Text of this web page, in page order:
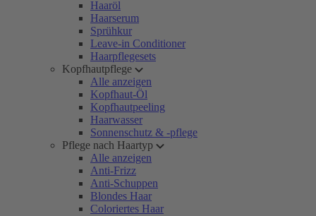
Haaröl
Haarserum
Sprühkur
Leave-in Conditioner
Haarpflegesets
Kopfhautpflege
Alle anzeigen
Kopfhaut-Öl
Kopfhautpeeling
Haarwasser
Sonnenschutz & -pflege
Pflege nach Haartyp
Alle anzeigen
Anti-Frizz
Anti-Schuppen
Blondes Haar
Coloriertes Haar